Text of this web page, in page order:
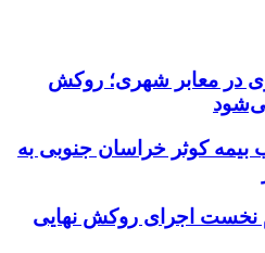
در معابر شهری؛ روکش
بیمه کوثر خراسان جنوبی به
نخست اجرای روکش نهایی